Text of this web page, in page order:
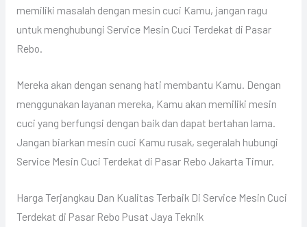
memiliki masalah dengan mesin cuci Kamu, jangan ragu
untuk menghubungi Service Mesin Cuci Terdekat di Pasar
Rebo.
Mereka akan dengan senang hati membantu Kamu. Dengan
menggunakan layanan mereka, Kamu akan memiliki mesin
cuci yang berfungsi dengan baik dan dapat bertahan lama.
Jangan biarkan mesin cuci Kamu rusak, segeralah hubungi
Service Mesin Cuci Terdekat di Pasar Rebo Jakarta Timur.
Harga Terjangkau Dan Kualitas Terbaik Di Service Mesin Cuci
Terdekat di Pasar Rebo Pusat Jaya Teknik